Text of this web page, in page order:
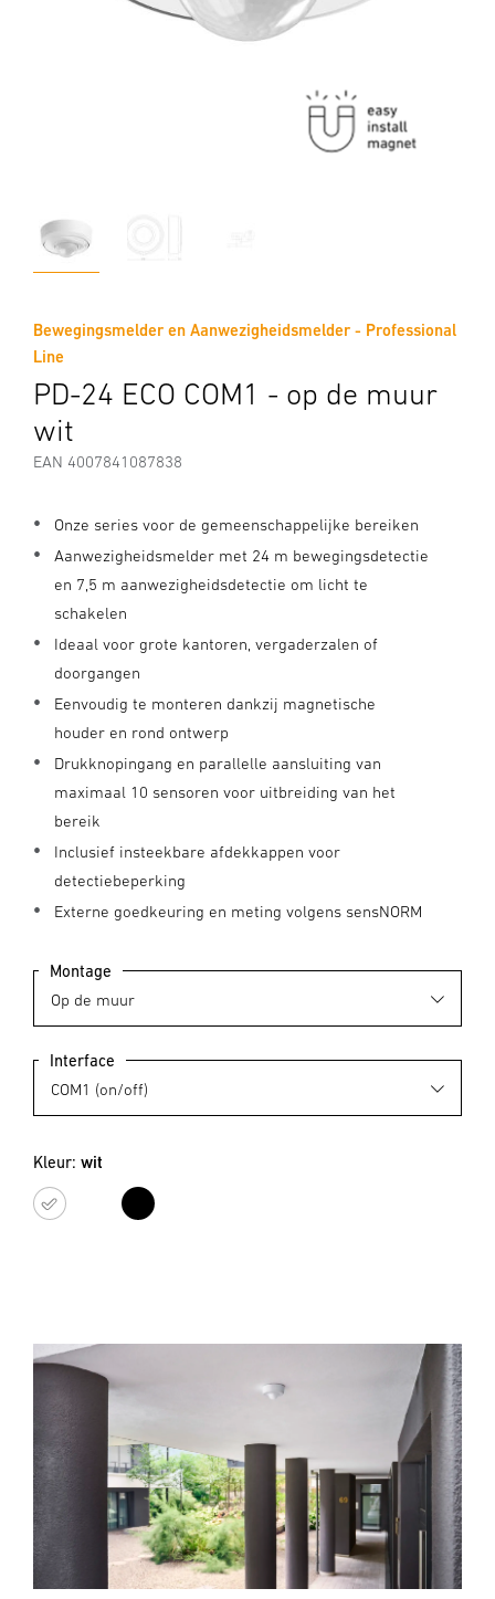
Bewegingsmelder en Aanwezigheidsmelder - Professional
Line
PD-24 ECO COM1 - op de muur
wit
EAN 4007841087838
Onze series voor de gemeenschappelijke bereiken
Aanwezigheidsmelder met 24 m bewegingsdetectie
en 7,5 m aanwezigheidsdetectie om licht te
schakelen
Ideaal voor grote kantoren, vergaderzalen of
doorgangen
Eenvoudig te monteren dankzij magnetische
houder en rond ontwerp
Drukknopingang en parallelle aansluiting van
maximaal 10 sensoren voor uitbreiding van het
bereik
Inclusief insteekbare afdekkappen voor
detectiebeperking
Externe goedkeuring en meting volgens sensNORM
Montage
Interface
Kleur: wit
wit zwart